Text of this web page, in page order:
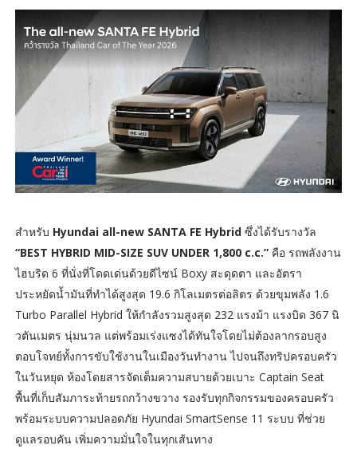
สำหรับ Hyundai all-new SANTA FE Hybrid ซึ่งได้รับรางวัล
“BEST HYBRID MID-SIZE SUV UNDER 1,800 c.c.” คือ รถพลังงาน
ไฮบริด 6 ที่นั่งที่โดดเด่นด้วยดีไซน์ Boxy สะดุดตา และอัตรา
ประหยัดน้ำมันที่ทำได้สูงสุด 19.6 กิโลเมตรต่อลิตร ด้วยขุมพลัง 1.6
Turbo Parallel Hybrid ให้กำลังรวมสูงสุด 232 แรงม้า แรงบิด 367 นิ
วตันเมตร นุ่มนวล แต่พร้อมเร่งแซงได้ทันใจโดยไม่ต้องลากรอบสูง
ตอบโจทย์ทั้งการขับใช้งานในเมืองวันทำงาน ไปจนถึงทริปครอบครัว
ในวันหยุด ห้องโดยสารจัดเต็มความสบายด้วยเบาะ Captain Seat
พื้นที่เก็บสัมภาระท้ายรถกว้างขวาง รองรับทุกกิจกรรมของครอบครัว
พร้อมระบบความปลอดภัย Hyundai SmartSense 11 ระบบ ที่ช่วย
ดูแลรอบคัน เพิ่มความมั่นใจในทุกเส้นทาง